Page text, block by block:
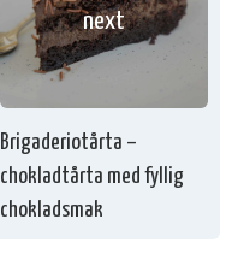
next
Brigaderiotårta –
chokladtårta med fyllig
chokladsmak